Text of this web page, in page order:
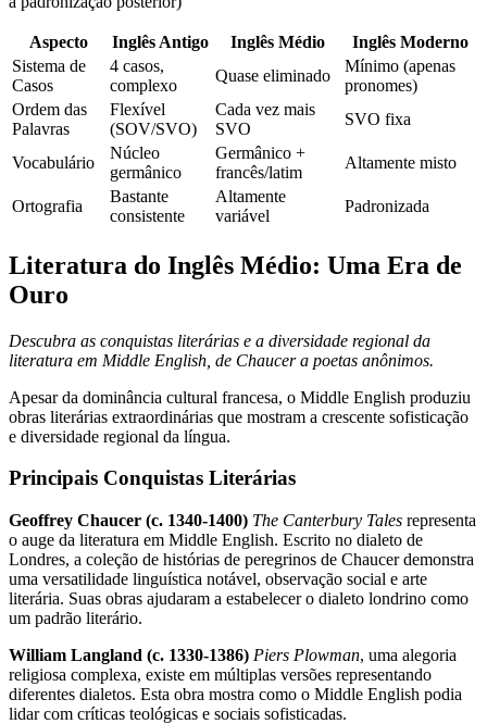
Aspecto Inglês Antigo Inglês Médio
Inglês Moderno
Sistema de
Casos
4 casos,
complexo
Quase eliminado
Mínimo (apenas
pronomes)
Ordem das
Palavras
Flexível
(SOV/SVO)
Cada vez mais
SVO
SVO fixa
Vocabulário
Núcleo
germânico
Germânico +
francês/latim
Altamente misto
Ortografia
Bastante
consistente
Altamente
variável
Padronizada
Literatura do Inglês Médio: Uma Era de
Ouro
Descubra as conquistas literárias e a diversidade regional da
literatura em Middle English, de Chaucer a poetas anônimos.
Apesar da dominância cultural francesa, o Middle English produziu
obras literárias extraordinárias que mostram a crescente sofisticação
e diversidade regional da língua.
Principais Conquistas Literárias
Geoffrey Chaucer (c. 1340-1400) The Canterbury Tales representa
o auge da literatura em Middle English. Escrito no dialeto de
Londres, a coleção de histórias de peregrinos de Chaucer demonstra
uma versatilidade linguística notável, observação social e arte
literária. Suas obras ajudaram a estabelecer o dialeto londrino como
um padrão literário.
William Langland (c. 1330-1386) Piers Plowman, uma alegoria
religiosa complexa, existe em múltiplas versões representando
diferentes dialetos. Esta obra mostra como o Middle English podia
lidar com críticas teológicas e sociais sofisticadas.